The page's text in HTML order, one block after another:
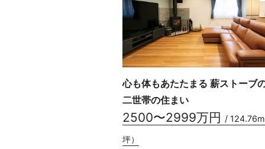
心も体もあたたまる 薪ストーブ
二世帯の住まい
2500〜2999万円 /
坪）